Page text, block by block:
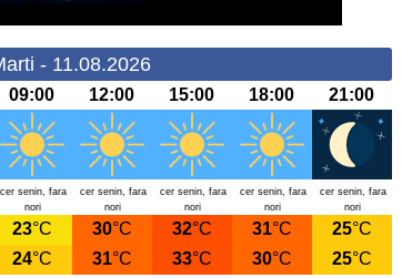
- 11.08.2026
09:00 12:00 15:00 18:00 21:00
cer senin, fara
nori
cer senin, fara
nori
cer senin, fara
nori
cer senin, fara
nori
cer senin, fara
nori
23°C 30°C 32°C 31°C 25°C
24°C 31°C 33°C 30°C 25°C